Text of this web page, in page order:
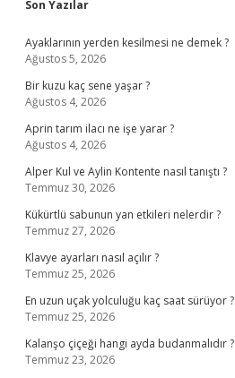
Sidebar
Son Yazılar
Ayaklarının yerden kesilmesi ne demek ?
Ağustos 5, 2026
Bir kuzu kaç sene yaşar ?
Ağustos 4, 2026
Aprin tarım ilacı ne işe yarar ?
Ağustos 4, 2026
Alper Kul ve Aylin Kontente nasıl tanıştı ?
Temmuz 30, 2026
Kükürtlü sabunun yan etkileri nelerdir ?
Temmuz 27, 2026
Klavye ayarları nasıl açılır ?
Temmuz 25, 2026
En uzun uçak yolculuğu kaç saat sürüyor ?
Temmuz 25, 2026
Kalanşo çiçeği hangi ayda budanmalıdır ?
Temmuz 23, 2026